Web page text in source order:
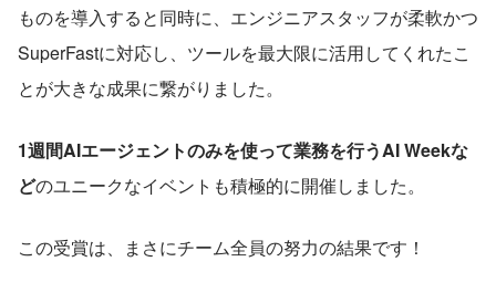
ものを導入すると同時に、エンジニアスタッフが柔軟かつ
SuperFastに対応し、ツールを最大限に活用してくれたこ
とが大きな成果に繋がりました。
1週間AIエージェントのみを使って業務を行うAI Weekな
どのユニークなイベントも積極的に開催しました。
この受賞は、まさにチーム全員の努力の結果です！